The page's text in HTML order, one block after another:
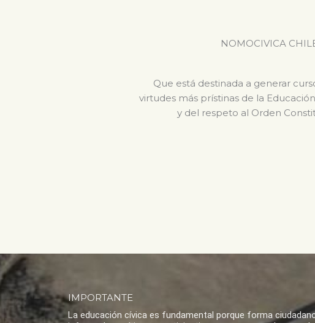
NOMOCIVICA
Que está destinada a generar
virtudes más prístinas de la
y del respeto al Orden
IMPORTANTE
La educación cívica es fundamental porque forma